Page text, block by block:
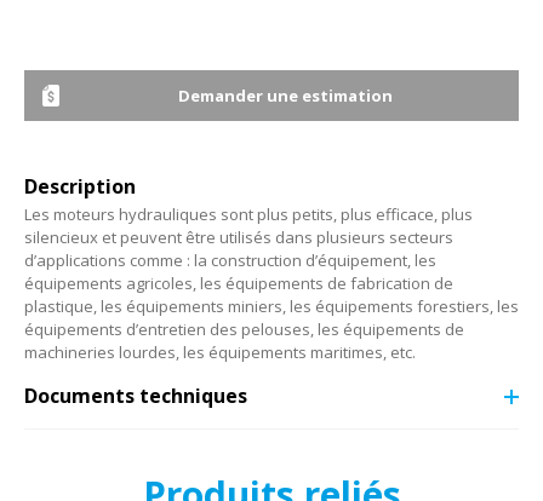
Demander une estimation
Description
Les moteurs hydrauliques sont plus petits, plus efficace, plus
silencieux et peuvent être utilisés dans plusieurs secteurs
d’applications comme : la construction d’équipement, les
équipements agricoles, les équipements de fabrication de
plastique, les équipements miniers, les équipements forestiers, les
équipements d’entretien des pelouses, les équipements de
machineries lourdes, les équipements maritimes, etc.
Documents techniques